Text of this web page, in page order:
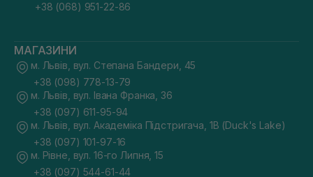
+38 (068) 951-22-86
МАГАЗИНИ
м. Львів, вул. Степана Бандери, 45
+38 (098) 778-13-79
м. Львів, вул. Івана Франка, 36
+38 (097) 611-95-94
м. Львів, вул. Академіка Підстригача, 1В (Duck's Lake)
+38 (097) 101-97-16
м. Рівне, вул. 16-го Липня, 15
+38 (097) 544-61-44